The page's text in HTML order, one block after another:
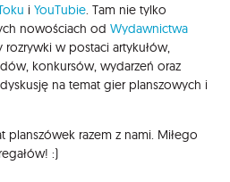
i YouTubie. Tam nie tylko
nowościach od Wydawnictwa
rozrywki w postaci artykułów,
konkursów, wydarzeń oraz
na temat gier planszowych i
planszówek razem z nami. Miłego
:)